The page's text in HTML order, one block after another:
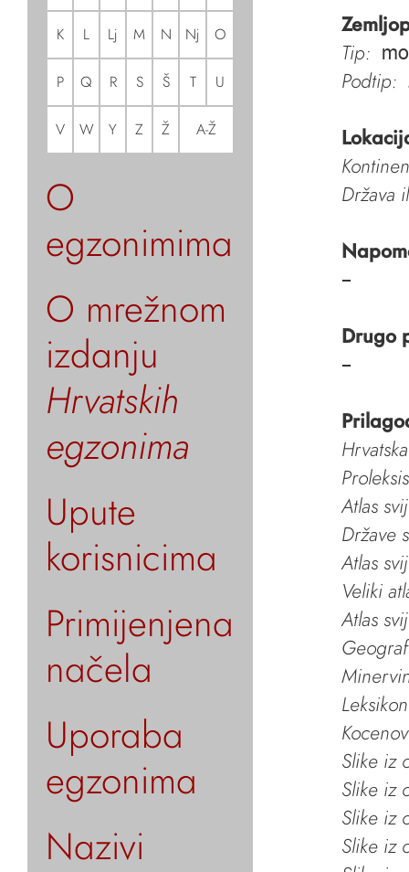
K L Lj M N Nj O
P Q R S Š T U
V W Y Z Ž A-Ž
O
egzonimima
O mrežnom
izdanju
Hrvatskih
egzonima
Upute
korisnicima
Primijenjena
načela
Uporaba
egzonima
Nazivi
Tip:
Podtip:
Država
–
Drugo
–
Atlas
Države
Atlas
Veliki
Atlas
Slike iz
Slike iz
Slike iz
Slike iz